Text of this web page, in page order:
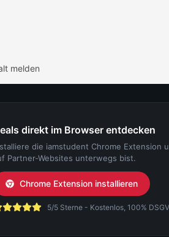
melden
direkt im Browser entdecken
die iamstudent Chrome Extension
Partner-Websites unterwegs bist.
Chrome Extension installieren
5/5 Sterne - Kostenlos, 100%